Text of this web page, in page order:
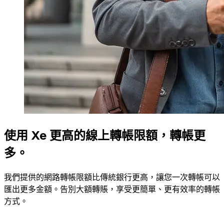
使用 Xe 更高的線上轉帳限額，轉帳更
多。
我們提供的網路轉帳限額比傳統銀行更高，讓您一次轉帳可以
匯出更多金額。告別大額轉賬，享受更簡單、更有效率的轉帳
方式。